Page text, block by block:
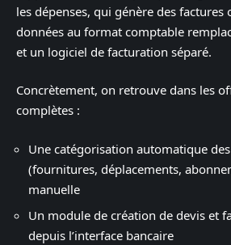
les dépenses, qui génère des factures
données au format comptable
et un logiciel de facturation séparé.
Concrètement, on retrouve dans les
complètes :
Une catégorisation automatique
(fournitures, déplacements,
manuelle
Un module de création de devis et
depuis l’interface bancaire